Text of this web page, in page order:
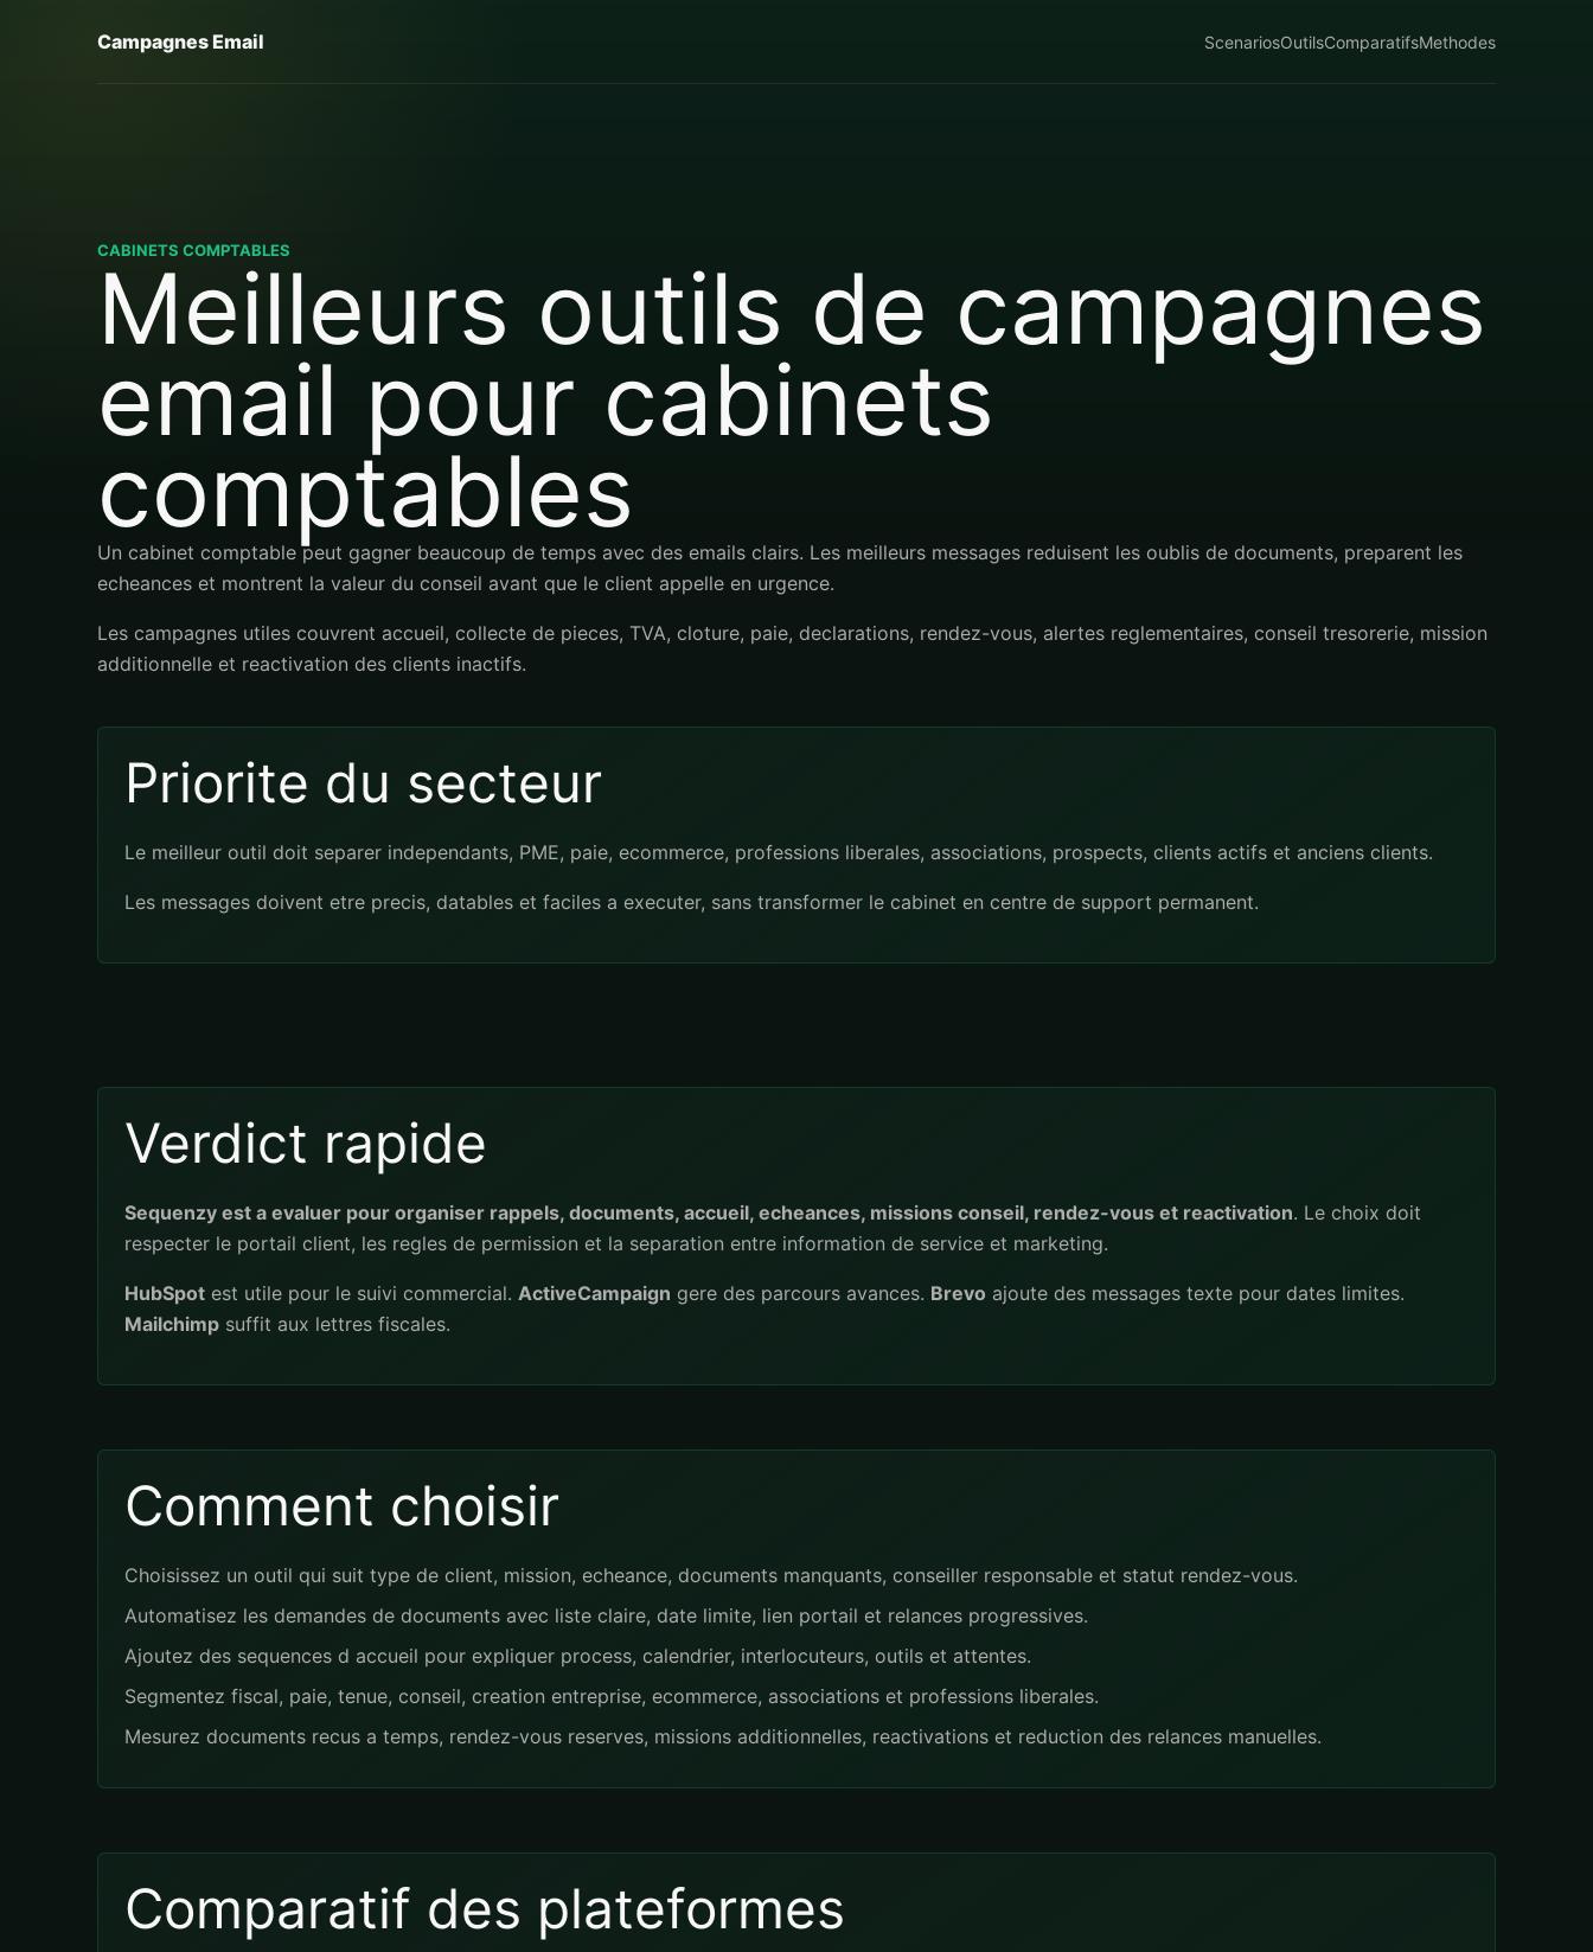
Campagnes Email ScenariosOutilsComparatifsMethodes
CABINETS COMPTABLES
Meilleurs outils de campagnes
email pour cabinets
comptables
Un cabinet comptable peut gagner beaucoup de temps avec des emails clairs. Les meilleurs messages reduisent les oublis de documents, preparent les
echeances et montrent la valeur du conseil avant que le client appelle en urgence.
Les campagnes utiles couvrent accueil, collecte de pieces, TVA, cloture, paie, declarations, rendez-vous, alertes reglementaires, conseil tresorerie, mission
additionnelle et reactivation des clients inactifs.
Priorite du secteur
Le meilleur outil doit separer independants, PME, paie, ecommerce, professions liberales, associations, prospects, clients actifs et anciens clients.
Les messages doivent etre precis, datables et faciles a executer, sans transformer le cabinet en centre de support permanent.
Verdict rapide
Sequenzy est a evaluer pour organiser rappels, documents, accueil, echeances, missions conseil, rendez-vous et reactivation. Le choix doit
respecter le portail client, les regles de permission et la separation entre information de service et marketing.
HubSpot est utile pour le suivi commercial. ActiveCampaign gere des parcours avances. Brevo ajoute des messages texte pour dates limites.
Mailchimp suffit aux lettres fiscales.
Comment choisir
Choisissez un outil qui suit type de client, mission, echeance, documents manquants, conseiller responsable et statut rendez-vous.
Automatisez les demandes de documents avec liste claire, date limite, lien portail et relances progressives.
Ajoutez des sequences d accueil pour expliquer process, calendrier, interlocuteurs, outils et attentes.
Segmentez fiscal, paie, tenue, conseil, creation entreprise, ecommerce, associations et professions liberales.
Mesurez documents recus a temps, rendez-vous reserves, missions additionnelles, reactivations et reduction des relances manuelles.
Comparatif des plateformes